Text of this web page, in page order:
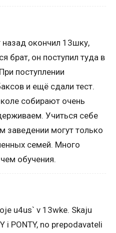
назад окончил 13шку,
брат, он поступил туда в
поступлении
и ещё сдали тест.
собирают очень
Учиться себе
заведении могут только
семей. Много
обучения.
u4us` v 13wke. Skaju
i PONTY, no prepodavateli